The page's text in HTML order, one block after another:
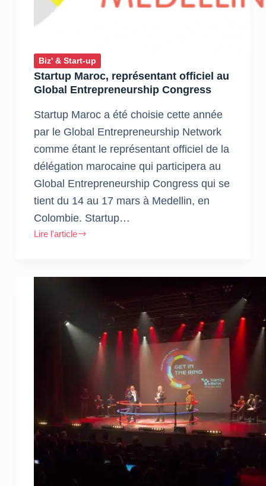
Biz' & Start-up
Startup Maroc, représentant officiel au
Global Entrepreneurship Congress
Startup Maroc a été choisie cette année
par le Global Entrepreneurship Network
comme étant le représentant officiel de la
délégation marocaine qui participera au
Global Entrepreneurship Congress qui se
tient du 14 au 17 mars à Medellin, en
Colombie. Startup…
Lire l'article
Startup
Entrepreneurship
Congress